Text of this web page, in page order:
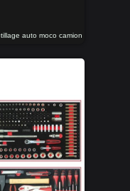
auto moco camion